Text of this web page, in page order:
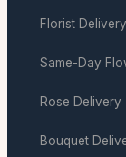
Florist Delivery
Same-Day
Rose Delivery
Bouquet